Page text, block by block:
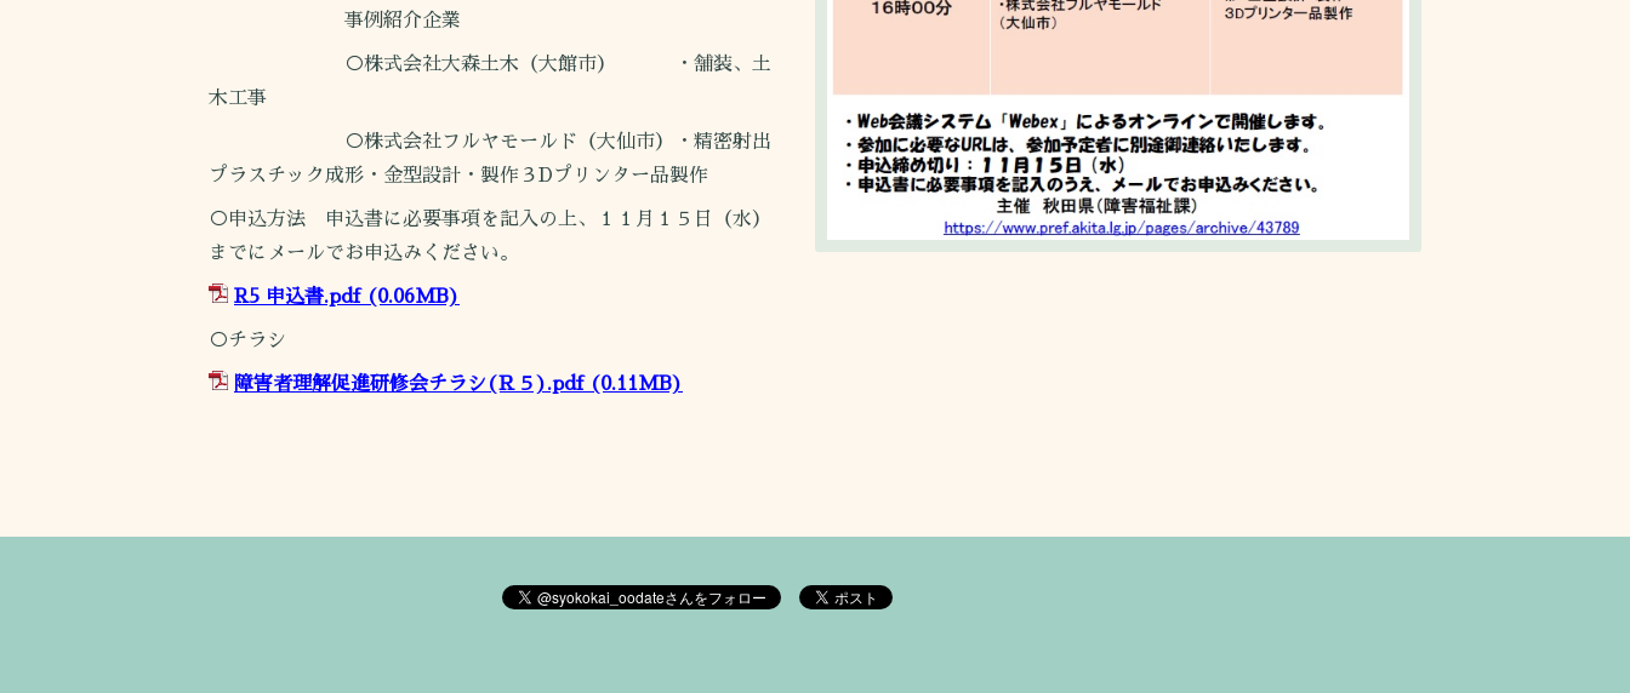
事例紹介企業
○株式会社大森土木（大館市） ・舗装、土
木工事
○株式会社フルヤモールド（大仙市）・精密射出
プラスチック成形・金型設計・製作３Dプリンター品製作
○申込方法 申込書に必要事項を記入の上、１１月１５日（水）
までにメールでお申込みください。
R5 申込書.pdf(0.06MB)
○チラシ
障害者理解促進研修会チラシ(Ｒ５).pdf(0.11MB)